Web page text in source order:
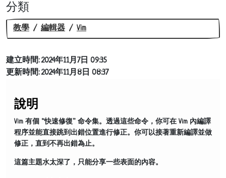
分類
教學 編輯器 Vim
建立時間:2024年11月7日 09:35
更新時間:2024年11月8日 08:37
說明
Vim 有個 “快速修復” 命令集。透過這些命令，你可在 Vim 內編譯
程序並能直接跳到出錯位置進行修正。你可以接著重新編譯並做
修正，直到不再出錯為止。
這篇主題水太深了，只能分享一些表面的內容。